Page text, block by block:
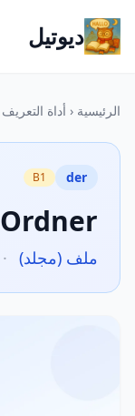
ديوتيل
الرئيسية ‹ أداة التعريف
der
B1
Ordner
ملف (مجلد) ·